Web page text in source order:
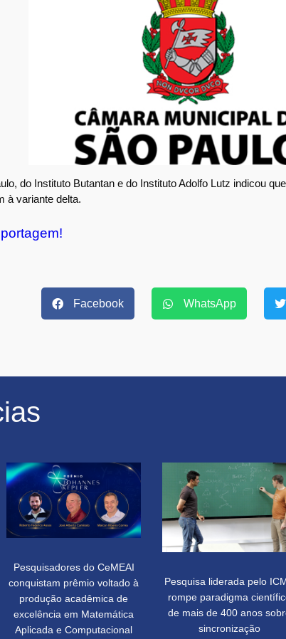
do Instituto Butantan e do Instituto Adolfo Lutz indicou
à variante delta.
Facebook WhatsApp
Pesquisadores do CeMEAI
conquistam prêmio voltado à
produção acadêmica de
excelência em Matemática
Aplicada e Computacional
Pesquisa liderada pelo
rompe paradigma
de mais de 400 anos
sincronização